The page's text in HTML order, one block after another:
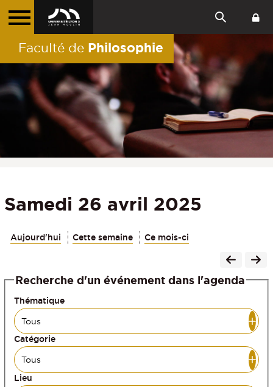
Faculté de Philosophie
Samedi 26 avril 2025
Aujourd'hui Cette semaine Ce mois-ci
Recherche d'un événement dans l'agenda
Thématique
Catégorie
Lieu